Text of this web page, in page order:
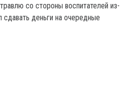
со стороны воспитателей из-
сдавать деньги на очередные